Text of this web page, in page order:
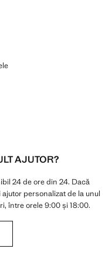
AJUTOR?
24 de ore din 24. Dacă
personalizat de la unul
între orele 9:00 și 18:00.